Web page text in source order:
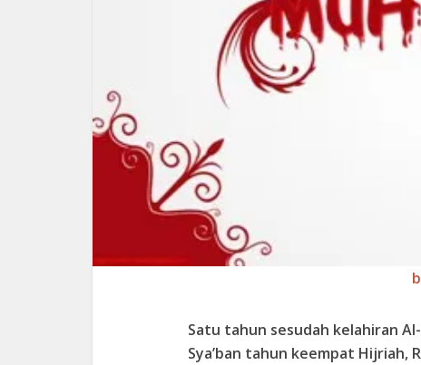
Satu tahun sesudah kelahiran
Sya’ban tahun keempat Hijriah,